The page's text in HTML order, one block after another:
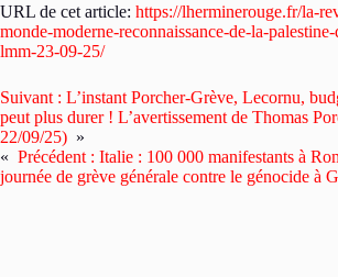
URL de cet article: https://lherminerouge.fr/la-
monde-moderne-reconnaissance-de-la-
lmm-23-09-25/
Suivant : L’instant Porcher-Grève, Lecornu,
peut plus durer ! L’avertissement de Thomas
22/09/25) »
« Précédent : Italie : 100 000 manifestants à
journée de grève générale contre le génocide à